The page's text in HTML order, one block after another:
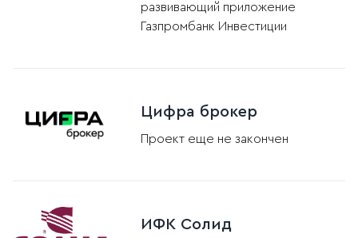
развивающий приложение
Газпромбанк Инвестиции
Цифра брокер
Проект еще не закончен
ИФК Солид